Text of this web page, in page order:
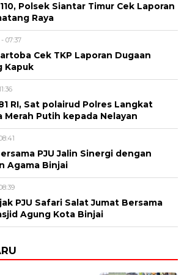
Polsek Siantar Timur Cek Laporan
Raya
07:37
Cek TKP Laporan Dugaan
Kapuk
RI, Sat polairud Polres Langkat
Merah Putih kepada Nelayan
PJU Jalin Sinergi dengan
Agama Binjai
PJU Safari Salat Jumat Bersama
Agung Kota Binjai